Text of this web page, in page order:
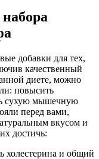
добавки для тех,
качественный
диете, можно
повысить
сухую мышечную
перед вами,
вкусом и
достичь:
холестерина и общий